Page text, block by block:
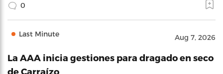
0
Last Minute Aug 7, 2026
La AAA inicia gestiones para dragado en seco
de Carraízo